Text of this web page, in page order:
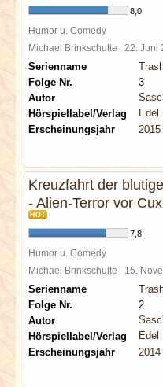
REDAKTION
LINKS
ARCHIV
8,0
Humor u. Comedy
Michael Brinkschulte 22. Juni
Serienname
Folge Nr.
3
Autor
Hörspiellabel/Verlag
Edel
Erscheinungsjahr
2015
Kreuzfahrt der
- Alien-Terror vor
HOT
7,8
Humor u. Comedy
Michael Brinkschulte 15.
Serienname
Folge Nr.
2
Autor
Hörspiellabel/Verlag
Edel
Erscheinungsjahr
2014